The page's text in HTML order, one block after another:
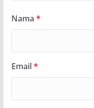
Nama *
Email*